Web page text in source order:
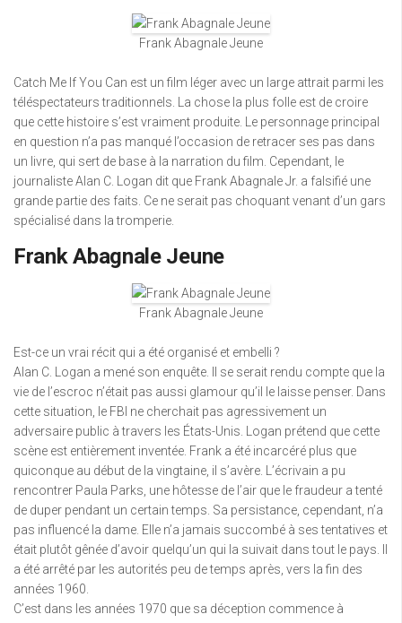
Frank Abagnale Jeune
Catch Me If You Can est un film léger avec un large attrait parmi les
téléspectateurs traditionnels. La chose la plus folle est de croire
que cette histoire s’est vraiment produite. Le personnage principal
en question n’a pas manqué l’occasion de retracer ses pas dans
un livre, qui sert de base à la narration du film. Cependant, le
journaliste Alan C. Logan dit que Frank Abagnale Jr. a falsifié une
grande partie des faits. Ce ne serait pas choquant venant d’un gars
spécialisé dans la tromperie.
Frank Abagnale Jeune
Frank Abagnale Jeune
Est-ce un vrai récit qui a été organisé et embelli ?
Alan C. Logan a mené son enquête. Il se serait rendu compte que la
vie de l’escroc n’était pas aussi glamour qu’il le laisse penser. Dans
cette situation, le FBI ne cherchait pas agressivement un
adversaire public à travers les États-Unis. Logan prétend que cette
scène est entièrement inventée. Frank a été incarcéré plus que
quiconque au début de la vingtaine, il s’avère. L’écrivain a pu
rencontrer Paula Parks, une hôtesse de l’air que le fraudeur a tenté
de duper pendant un certain temps. Sa persistance, cependant, n’a
pas influencé la dame. Elle n’a jamais succombé à ses tentatives et
était plutôt gênée d’avoir quelqu’un qui la suivait dans tout le pays. Il
a été arrêté par les autorités peu de temps après, vers la fin des
années 1960.
C’est dans les années 1970 que sa déception commence à